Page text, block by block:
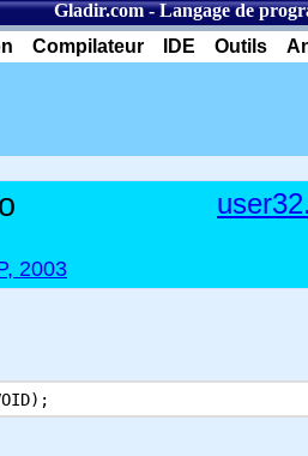
Gladir.com-Langage de
Compilateur IDE Outils
2003